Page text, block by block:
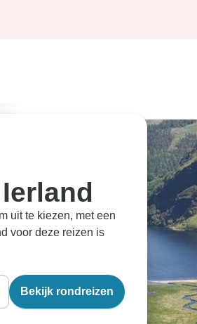
uit te kiezen, met een
voor deze reizen is
Bekijk rondreizen